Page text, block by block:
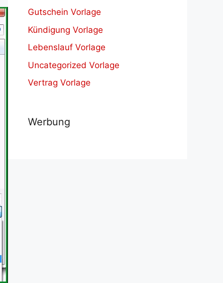
Gutschein Vorlage
Kündigung Vorlage
Lebenslauf Vorlage
Uncategorized Vorlage
Vertrag Vorlage
Werbung